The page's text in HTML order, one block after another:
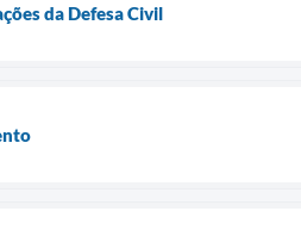
da Defesa Civil